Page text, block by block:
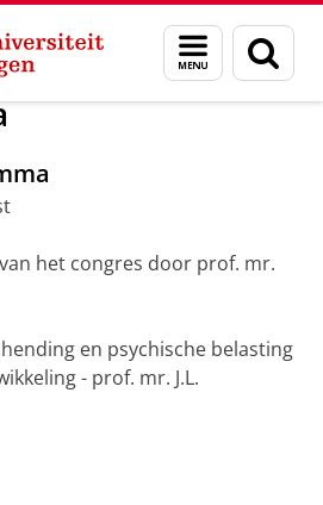
Menu
en
zoeken
15e Letselschadecongres
het congres door prof. mr.
en psychische belasting
- prof. mr. J.L.